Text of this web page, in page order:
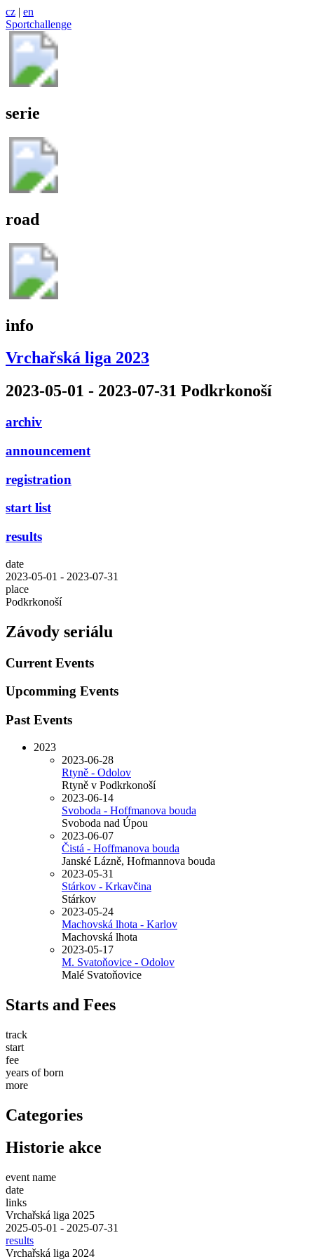
cz | en
Sportchallenge
serie
road
info
Vrchařská liga 2023
2023-05-01 - 2023-07-31 Podkrkonoší
archiv
announcement
registration
start list
results
date
2023-05-01 - 2023-07-31
place
Podkrkonoší
Závody seriálu
Current Events
Upcomming Events
Past Events
2023
2023-06-28
Rtyně - Odolov
Rtyně v Podkrkonoší
2023-06-14
Svoboda - Hoffmanova bouda
Svoboda nad Úpou
2023-06-07
Čistá - Hoffmanova bouda
Janské Lázně, Hofmannova bouda
2023-05-31
Stárkov - Krkavčina
Stárkov
2023-05-24
Machovská lhota - Karlov
Machovská lhota
2023-05-17
M. Svatoňovice - Odolov
Malé Svatoňovice
Starts and Fees
track
start
fee
years of born
more
Categories
Historie akce
event name
date
links
Vrchařská liga 2025
2025-05-01 - 2025-07-31
results
Vrchařská liga 2024